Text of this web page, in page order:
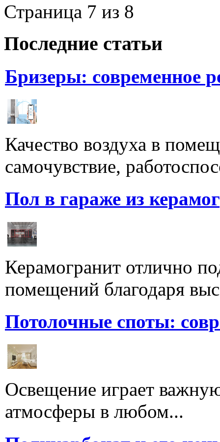
Страница 7 из 8
Последние статьи
Бризеры: современное
Качество воздуха в
самочувствие,
Пол в гараже из
Керамогранит отлично
помещений благодаря
Потолочные споты:
Освещение играет
атмосферы в любом...